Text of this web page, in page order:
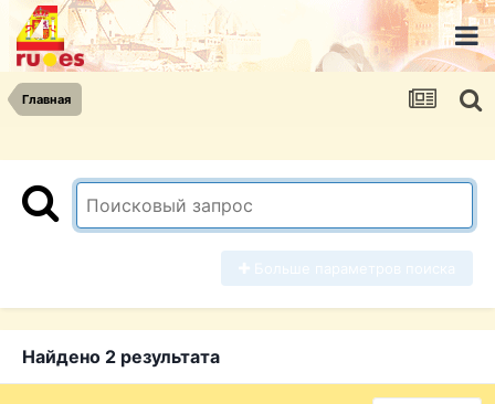
Главная
Найдено 2 результата